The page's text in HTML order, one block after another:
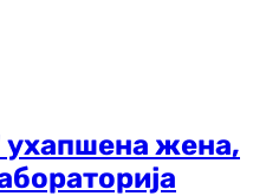
ухапшена жена,